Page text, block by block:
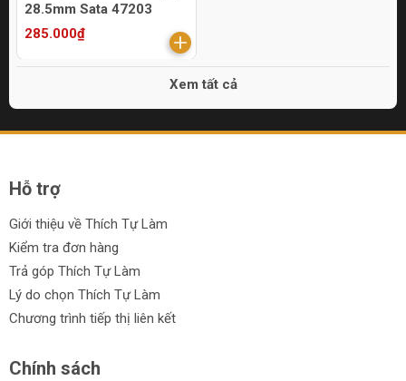
28.5mm Sata 47203
285.000₫
Xem tất cả
Hỗ trợ
Giới thiệu về Thích Tự Làm
Kiểm tra đơn hàng
Trả góp Thích Tự Làm
Lý do chọn Thích Tự Làm
Chương trình tiếp thị liên kết
Chính sách